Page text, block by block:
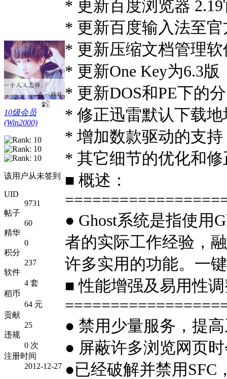
10级会员
(Win2000)
该用户从未签到
UID
9731
帖子
60
精华
0
积分
237
软件
4 套
稻币
64 元
贡献
25
违规
0 次
注册时间
2012-12-27
* 更新百度浏览器
* 更新百度输入法至官
* 更新压缩文档管理软
* 更新One Key为6.3
* 更新DOS和PE下的
* 修正迅雷默认下载
* 增加数款驱动的支持
* 其它细节的优化和修
■ 概述：
● Ghost系统是指使用
者的实际工作经验，
许多实用的功能。一
■ 性能增强及易用性
● 禁用少量服务，提
● 屏蔽许多浏览网页
●已经破解并禁用SFC